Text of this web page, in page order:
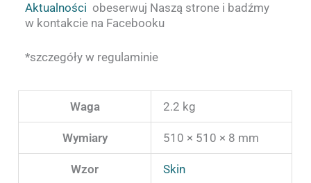
Aktualności obeserwuj Naszą strone i badźmy
w kontakcie na Facebooku
*szczegóły w regulaminie
Waga 2.2 kg
Wymiary 510 × 510 × 8 mm
Wzor Skin